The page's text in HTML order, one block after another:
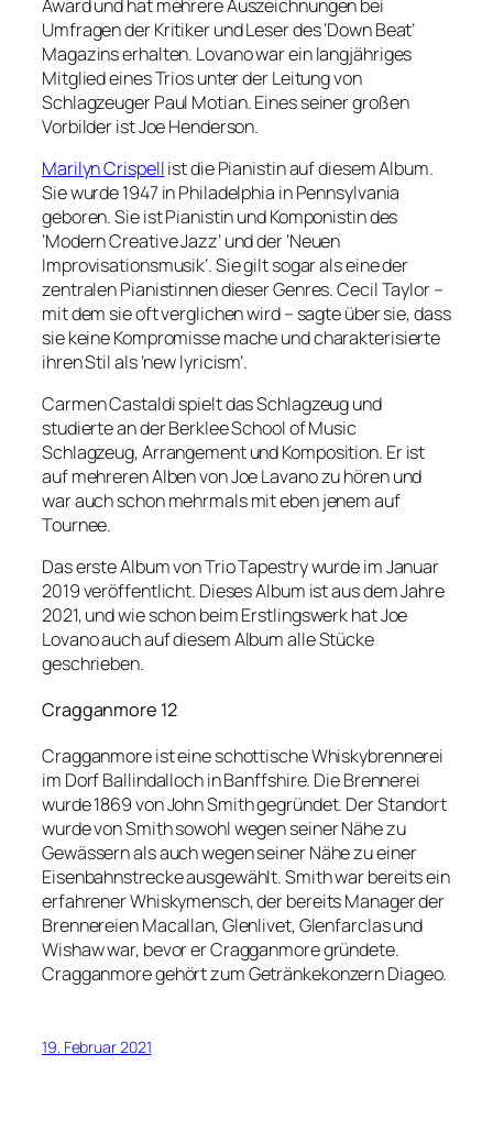
Award und hat mehrere Auszeichnungen bei
Umfragen der Kritiker und Leser des ‘Down Beat’
Magazins erhalten. Lovano war ein langjähriges
Mitglied eines Trios unter der Leitung von
Schlagzeuger Paul Motian. Eines seiner großen
Vorbilder ist Joe Henderson.
Marilyn Crispellist die Pianistin auf diesem Album.
Sie wurde 1947 in Philadelphia in Pennsylvania
geboren. Sie ist Pianistin und Komponistin des
‘Modern Creative Jazz’ und der ‘Neuen
Improvisationsmusik’. Sie gilt sogar als eine der
zentralen Pianistinnen dieser Genres. Cecil Taylor –
mit dem sie oft verglichen wird – sagte über sie, dass
sie keine Kompromisse mache und charakterisierte
ihren Stil als ‘new lyricism’.
Carmen Castaldi spielt das Schlagzeug und
studierte an der Berklee School of Music
Schlagzeug, Arrangement und Komposition. Er ist
auf mehreren Alben von Joe Lavano zu hören und
war auch schon mehrmals mit eben jenem auf
Tournee.
Das erste Album von Trio Tapestry wurde im Januar
2019 veröffentlicht. Dieses Album ist aus dem Jahre
2021, und wie schon beim Erstlingswerk hat Joe
Lovano auch auf diesem Album alle Stücke
geschrieben.
Cragganmore 12
Cragganmore ist eine schottische Whiskybrennerei
im Dorf Ballindalloch in Banffshire. Die Brennerei
wurde 1869 von John Smith gegründet. Der Standort
wurde von Smith sowohl wegen seiner Nähe zu
Gewässern als auch wegen seiner Nähe zu einer
Eisenbahnstrecke ausgewählt. Smith war bereits ein
erfahrener Whiskymensch, der bereits Manager der
Brennereien Macallan, Glenlivet, Glenfarclas und
Wishaw war, bevor er Cragganmore gründete.
Cragganmore gehört zum Getränkekonzern Diageo.
19. Februar 2021